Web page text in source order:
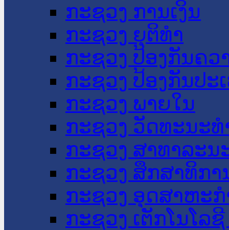
ກະຊວງ ການເງິນ
ກະຊວງ ຍຸຕິທໍາ
ກະຊວງ ປ້ອງກັນຄວ
ກະຊວງ ປ້ອງກັນປະ
ກະຊວງ ພາຍໃນ
ກະຊວງ ວັດທະນະ
ກະຊວງ ສາທາລະນ
ກະຊວງ ສຶກສາທິກາ
ກະຊວງ ອຸດສາຫະ
ກະຊວງ ເຕັກໂນໂລ